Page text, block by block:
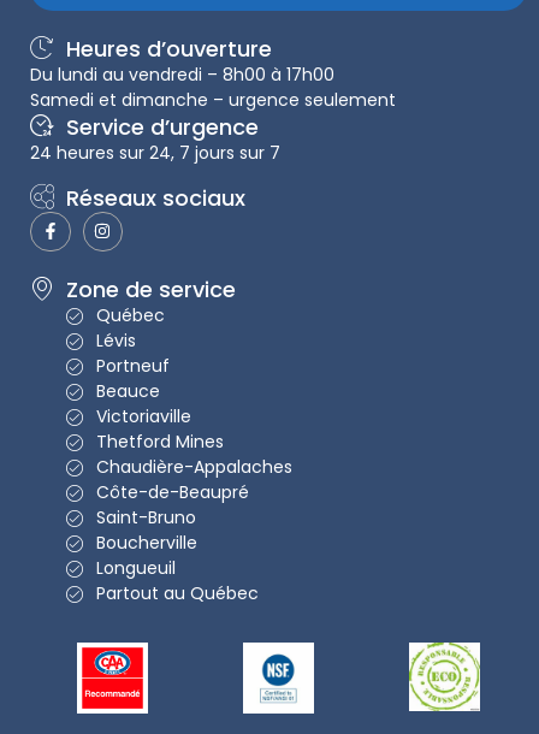
Heures d’ouverture
Du lundi au vendredi – 8h00 à 17h00
Samedi et dimanche – urgence seulement
Service d’urgence
24 heures sur 24, 7 jours sur 7
Réseaux sociaux
Zone de service
Québec
Lévis
Portneuf
Beauce
Victoriaville
Thetford Mines
Chaudière-Appalaches
Côte-de-Beaupré
Saint-Bruno
Boucherville
Longueuil
Partout au Québec